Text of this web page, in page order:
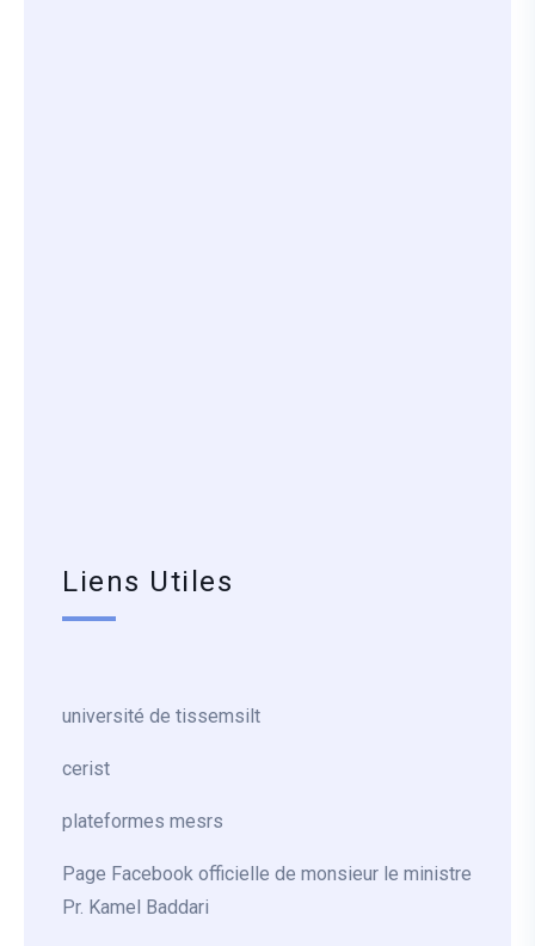
Liens Utiles
université de tissemsilt
cerist
plateformes mesrs
Page Facebook officielle de monsieur le ministre
Pr. Kamel Baddari